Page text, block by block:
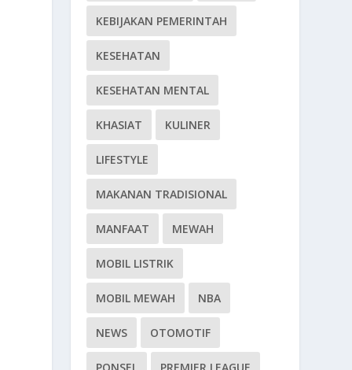
KEBIJAKAN PEMERINTAH
KESEHATAN
KESEHATAN MENTAL
KHASIAT KULINER
LIFESTYLE
MAKANAN TRADISIONAL
MANFAAT MEWAH
MOBIL LISTRIK
MOBIL MEWAH NBA
NEWS OTOMOTIF